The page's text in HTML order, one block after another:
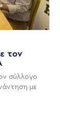
τον
σύλλογο
με